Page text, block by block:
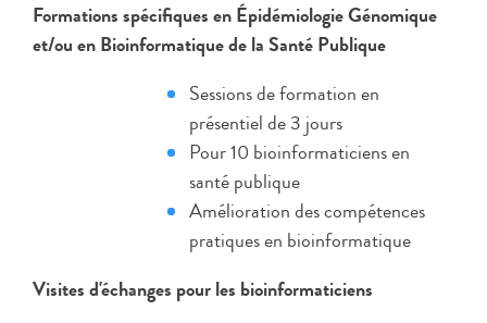
Formations spécifiques en Épidémiologie Génomique
et/ou en Bioinformatique de la Santé Publique​
Sessions de formation en
présentiel de 3 jours
Pour 10 bioinformaticiens en
santé publique
Amélioration des compétences
pratiques en bioinformatique
Visites d'échanges pour les bioinformaticiens​